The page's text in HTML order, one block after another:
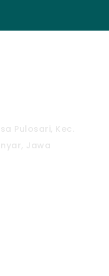
Pulosari, Kec.
Jawa